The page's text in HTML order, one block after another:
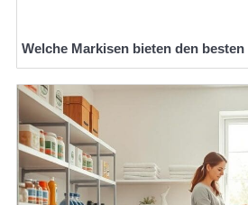
Welche Markisen bieten den